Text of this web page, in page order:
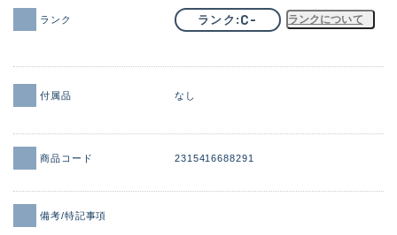
価格
ランク ランク C- ランクについて
付属品 なし
商品コード 2315416688291
備考/特記事項